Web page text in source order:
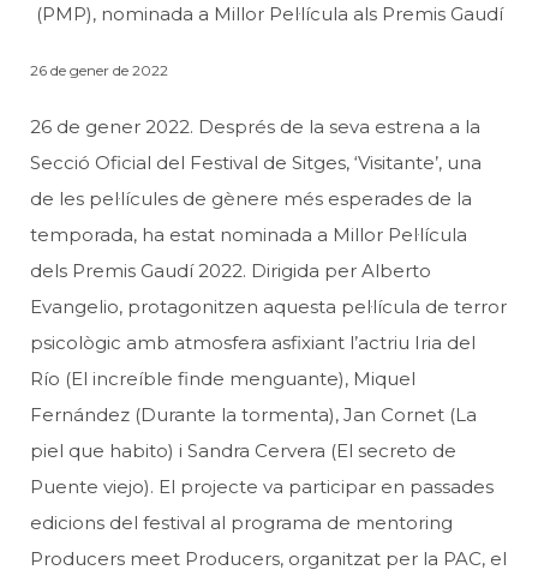
(PMP), nominada a Millor Pel·lícula als Premis Gaudí
26 de gener de 2022
26 de gener 2022. Després de la seva estrena a la
Secció Oficial del Festival de Sitges, ‘Visitante’, una
de les pel·lícules de gènere més esperades de la
temporada, ha estat nominada a Millor Pel·lícula
dels Premis Gaudí 2022. Dirigida per Alberto
Evangelio, protagonitzen aquesta pel·lícula de terror
psicològic amb atmosfera asfixiant l’actriu Iria del
Río (El increíble finde menguante), Miquel
Fernández (Durante la tormenta), Jan Cornet (La
piel que habito) i Sandra Cervera (El secreto de
Puente viejo). El projecte va participar en passades
edicions del festival al programa de mentoring
Producers meet Producers, organitzat per la PAC, el